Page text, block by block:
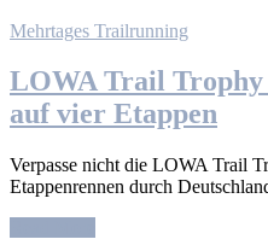
Mehrtages Trailrunning
LOWA Trail
auf vier Etappen
Verpasse nicht die LOWA Trail
Etappenrennen durch